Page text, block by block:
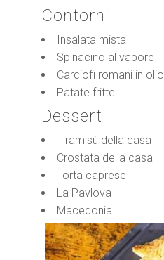
Contorni
Insalata mista
Spinacino al vapore
Carciofi romani in olio
Patate fritte
Dessert
Tiramisù della casa
Crostata della casa
Torta caprese
La Pavlova
Macedonia